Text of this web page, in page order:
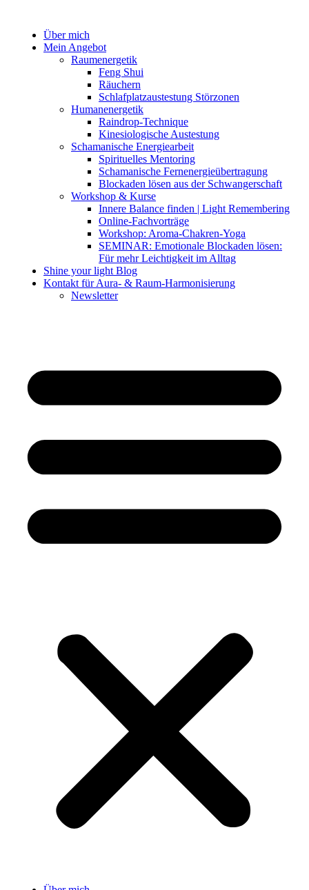
springen
Über mich
Mein Angebot
Raumenergetik
Feng Shui
Räuchern
Schlafplatzaustestung Störzonen
Humanenergetik
Raindrop-Technique
Kinesiologische Austestung
Schamanische Energiearbeit
Spirituelles Mentoring
Schamanische Fernenergieübertragung
Blockaden lösen aus der Schwangerschaft
Workshop & Kurse
Innere Balance finden | Light Remembering
Online-Fachvorträge
Workshop: Aroma-Chakren-Yoga
SEMINAR: Emotionale Blockaden lösen:
Für mehr Leichtigkeit im Alltag
Shine your light Blog
Kontakt für Aura- & Raum-Harmonisierung
Newsletter